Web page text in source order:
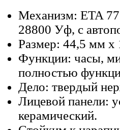
Механизм: ETA
28800 Уф, с
Размер: 44,5 мм х
Функции: часы,
полностью
Дело: твердый
Лицевой панели:
керамический.